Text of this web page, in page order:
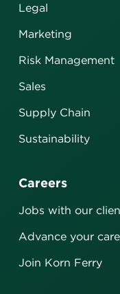
Legal
Marketing
Risk Management
Sales
Supply Chain
Sustainability
Careers
Jobs with our
Advance your
Join Korn Ferry